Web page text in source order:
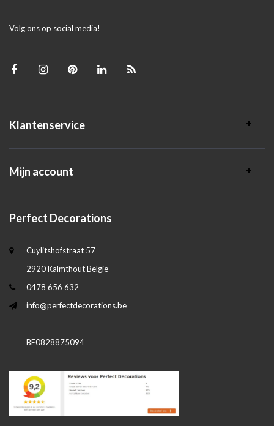
Volg ons op social media!
Klantenservice
Mijn account
Perfect Decorations
Cuylitshofstraat 57
2920 Kalmthout België
0478 656 632
info@perfectdecorations.be
BE0828875094